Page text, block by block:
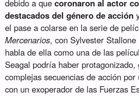
debido a quecoronaron al actor
destacados del género de acción
el pase a colarse en la serie de
Mercenarios, con Sylvester
habla de ella como una de las
Seagal podría haber protagonizado,
complejas secuencias de acción
con un exoperador de las Fuerzas